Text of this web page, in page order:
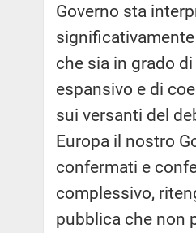
Governo sta
che sia in grado
espansivo e di
sui versanti del
Europa il nostro
confermati e
complessivo,
pubblica che non